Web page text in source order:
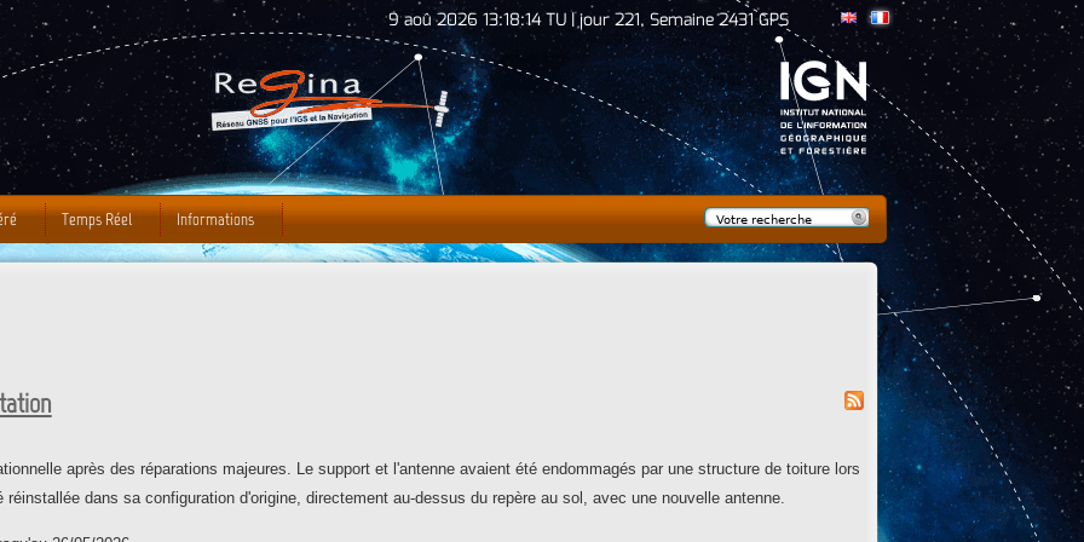
Jump to Navigation 9 aoû 2026 13:18:15 TU | jour 221, Semaine 2431 GPS
après des réparations majeures. Le support et l'antenne avaient été endommagés par une structure de toiture lors
dans sa configuration d'origine, directement au-dessus du repère au sol, avec une nouvelle antenne.
Temps Réel Informations
Formulaire de
Rechercher